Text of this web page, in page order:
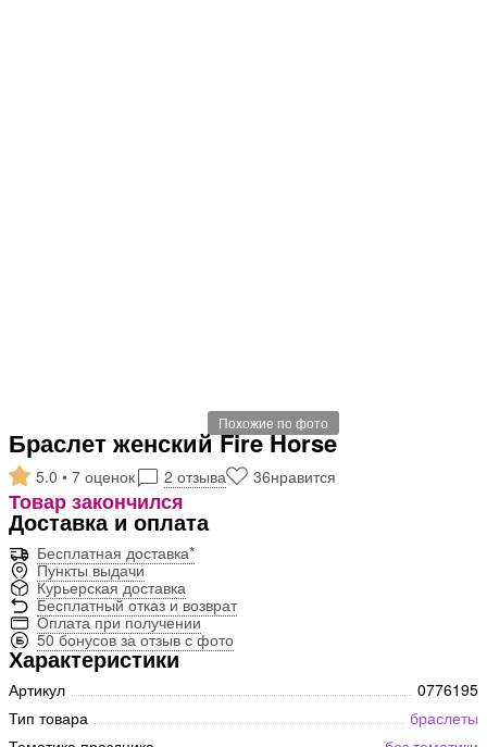
Похожие по фото
Браслет женский Fire Horse
5.0 • 7 оценок 2 отзыва 36нравится
Товар закончился
Доставка и оплата
Бесплатная доставка*
Пункты выдачи
Курьерская доставка
Бесплатный отказ и возврат
Оплата при получении
50 бонусов за отзыв с фото
Характеристики
Артикул
0776195
Тип товара
браслеты